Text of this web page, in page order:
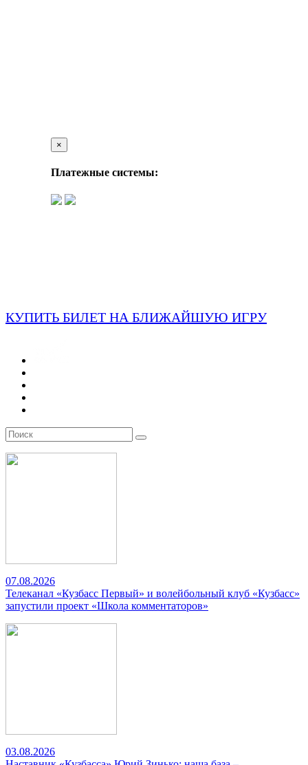
×
Платежные системы:
КУПИТЬ БИЛЕТ НА БЛИЖАЙШУЮ ИГРУ
07.08.2026
Телеканал «Кузбасс Первый» и волейбольный клуб «Кузбасс»
запустили проект «Школа комментаторов»
03.08.2026